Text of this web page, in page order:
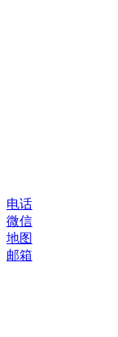
电话
微信
地图
邮箱